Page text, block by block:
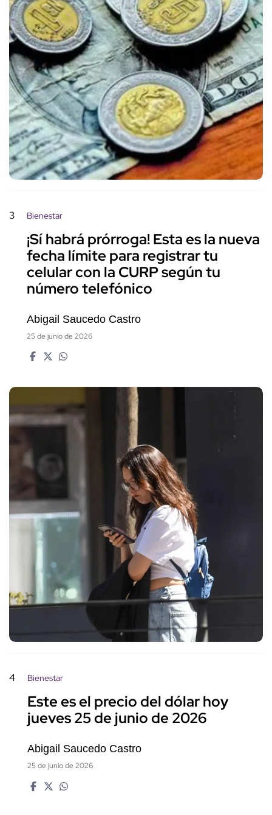
3 Bienestar
¡Sí habrá prórroga! Esta es la nueva
fecha límite para registrar tu
celular con la CURP según tu
número telefónico
Abigail Saucedo Castro
25 de junio de 2026
4 Bienestar
Este es el precio del dólar hoy
jueves 25 de junio de 2026
Abigail Saucedo Castro
25 de junio de 2026